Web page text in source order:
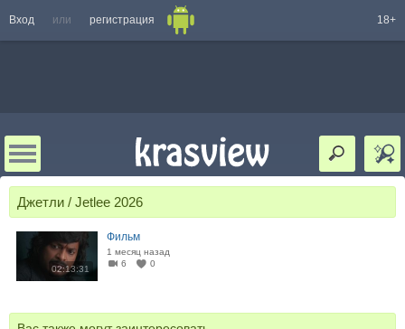
Вход или регистрация 18+
Джетли / Jetlee 2026
02:13:31
Фильм
1 месяц назад
6
0